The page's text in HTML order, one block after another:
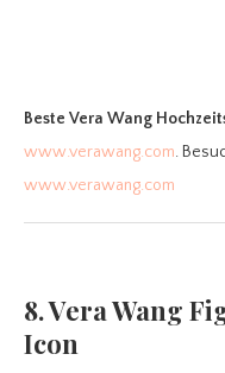
Beste Vera Wang
www.verawang.com.
www.verawang.com
8. Vera Wang
Icon